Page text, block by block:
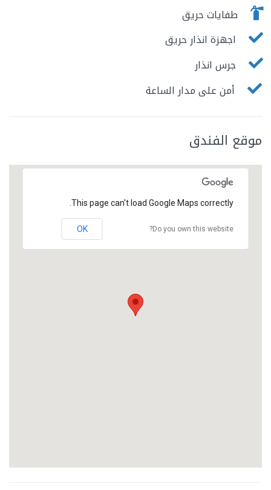
طفايات حريق
اجهزة انذار حريق
جرس انذار
أمن على مدار الساعة
موقع الفندق
This page can't load Google Maps correctly.
Do you own this website?
OK